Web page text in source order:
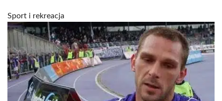
Sport i rekreacja